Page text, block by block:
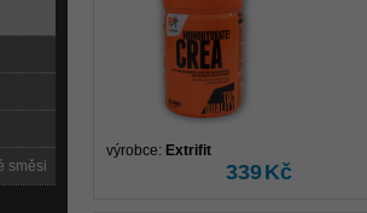
výrobce: Extrifit
339Kč
směsi